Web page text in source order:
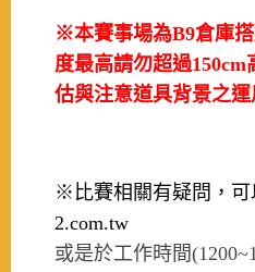
※本賽事場為B9倉庫
度最高請勿超過
估與注意道具背景之運
※比賽相關有疑問，可
2.com.tw
或是於工作時間